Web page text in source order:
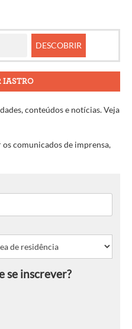
IASTRO
conteúdos e notícias. Veja
comunicados de imprensa,